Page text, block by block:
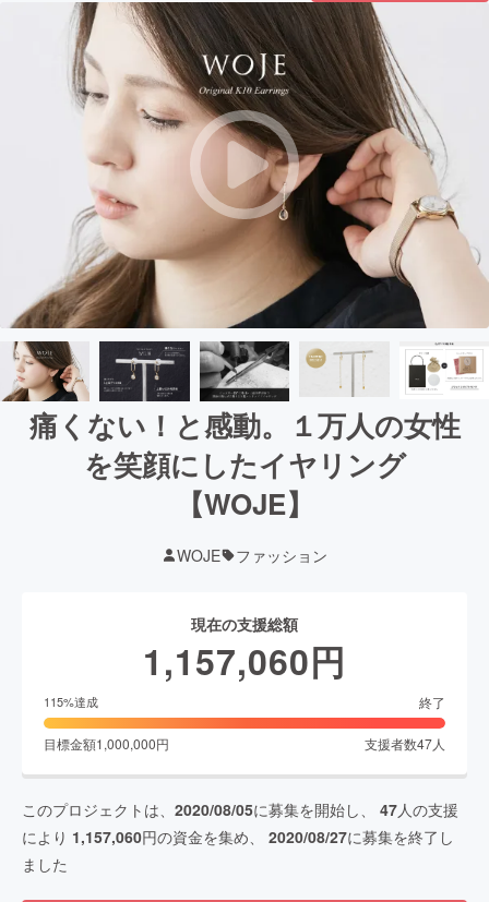
痛くない！と感動。１万人の女性
を笑顔にしたイヤリング
【WOJE】
WOJE ファッション
現在の支援総額
1,157,060円
115%達成 終了
目標金額1,000,000円 支援者数47人
このプロジェクトは、 2020/08/05に募集を開始し、 47人の支援
により 1,157,060円の資金を集め、 2020/08/27に募集を終了し
ました